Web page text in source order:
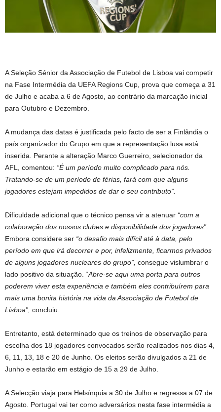
A Seleção Sénior da Associação de Futebol de Lisboa vai competir
na Fase Intermédia da UEFA Regions Cup, prova que começa a 31
de Julho e acaba a 6 de Agosto, ao contrário da marcação inicial
para Outubro e Dezembro.
A mudança das datas é justificada pelo facto de ser a Finlândia o
país organizador do Grupo em que a representação lusa está
inserida. Perante a alteração Marco Guerreiro, selecionador da
AFL, comentou: “É um período muito complicado para nós.
Tratando-se de um período de férias, fará com que alguns
jogadores estejam impedidos de dar o seu contributo”.
Dificuldade adicional que o técnico pensa vir a atenuar “com a
colaboração dos nossos clubes e disponibilidade dos jogadores”
Embora considere ser “o desafio mais difícil até à data, pelo
período em que irá decorrer e por, infelizmente, ficarmos privados
de alguns jogadores nucleares do grupo”, consegue vislumbrar o
lado positivo da situação. “Abre-se aqui uma porta para outros
poderem viver esta experiência e também eles contribuírem para
mais uma bonita história na vida da Associação de Futebol de
Lisboa”, concluiu.
Entretanto, está determinado que os treinos de observação para
escolha dos 18 jogadores convocados serão realizados nos dias 4,
6, 11, 13, 18 e 20 de Junho. Os eleitos serão divulgados a 21 de
Junho e estarão em estágio de 15 a 29 de Julho.
A Selecção viaja para Helsínquia a 30 de Julho e regressa a 07 de
Agosto. Portugal vai ter como adversários nesta fase intermédia a